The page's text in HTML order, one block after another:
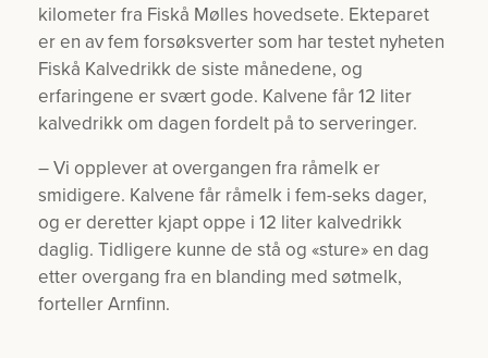
kilometer fra Fiskå Mølles hovedsete. Ekteparet
er en av fem forsøksverter som har testet nyheten
Fiskå Kalvedrikk de siste månedene, og
erfaringene er svært gode. Kalvene får 12 liter
kalvedrikk om dagen fordelt på to serveringer.
– Vi opplever at overgangen fra råmelk er
smidigere. Kalvene får råmelk i fem-seks dager,
og er deretter kjapt oppe i 12 liter kalvedrikk
daglig. Tidligere kunne de stå og «sture» en dag
etter overgang fra en blanding med søtmelk,
forteller Arnfinn.